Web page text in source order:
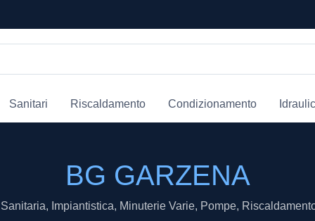
Sanitari Riscaldamento Condizionamento
BG GARZENA
Impiantistica, Minuterie Varie, Pompe,